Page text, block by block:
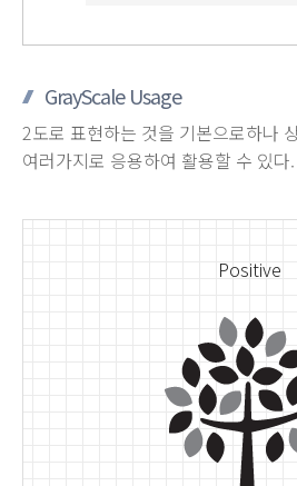
GrayScale Usage
2도로 표현하는 것을 기본으로하나
여러가지로 응용하여 활용할 수 있다.
Positive